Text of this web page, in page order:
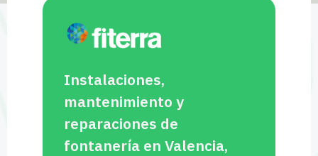
Instalaciones,
mantenimiento y
reparaciones de
fontanería en Valencia,